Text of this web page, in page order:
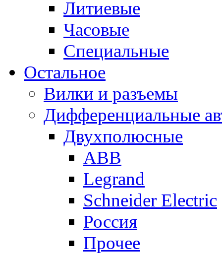
Литиевые
Часовые
Специальные
Остальное
Вилки и разъемы
Дифференциальные
Двухполюсные
ABB
Legrand
Schneider Electric
Россия
Прочее